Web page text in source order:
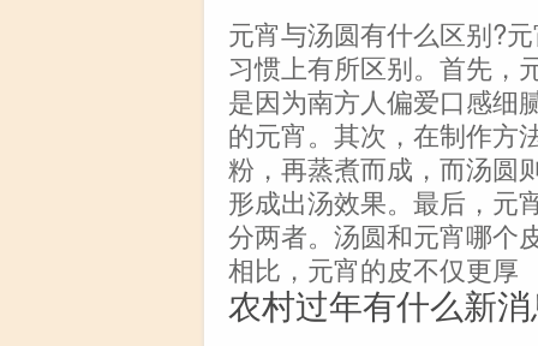
元宵与汤圆有什么区别?
习惯上有所区别。首先，
是因为南方人偏爱口感细
的元宵。其次，在制作方
粉，再蒸煮而成，而汤圆
形成出汤效果。最后，元
分两者。汤圆和元宵哪个
相比，元宵的皮不仅更厚
农村过年有什么新